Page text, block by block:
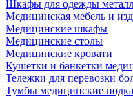
Шкафы для одежды
Медицинская мебель и
Медицинские шкафы
Медицинские столы
Медицинские кровати
Кушетки и банкетки
Тележки для перевозки
Тумбы медицинские